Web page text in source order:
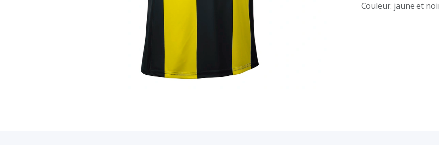
Couleur: jaune et